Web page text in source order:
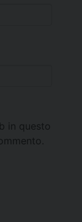
in questo